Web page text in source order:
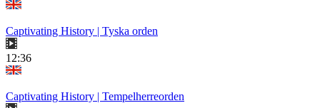
Captivating History | Tyska orden
12:36
Captivating History | Tempelherreorden